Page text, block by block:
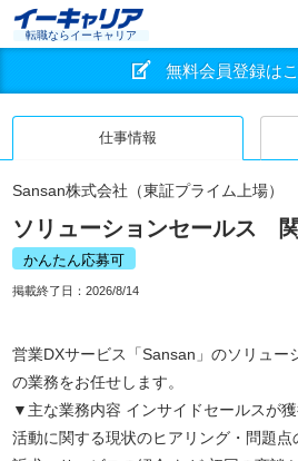
転職ならイーキャリア
無料会員登録は
仕事情報
Sansan株式会社（東証プライム上場）
ソリューションセールス
かんたん応募可
掲載終了日： 2026/8/14
営業DXサービス「Sansan」のソリュー
の業務をお任せします。
▼主な業務内容 インサイドセールスが
活動に関する現状のヒアリング・問題